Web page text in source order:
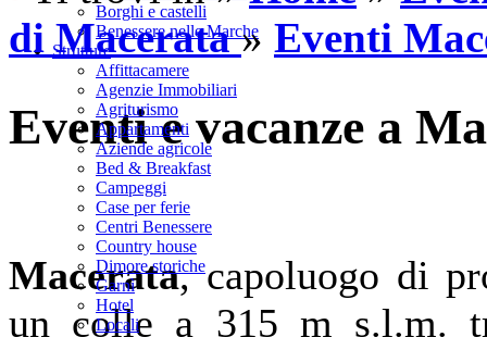
Borghi e castelli
Benessere nelle Marche
Strutture
Affittacamere
Agenzie Immobiliari
Agriturismo
Appartamenti
Aziende agricole
Bed & Breakfast
Campeggi
Case per ferie
Centri Benessere
Country house
Dimore storiche
Garnì
Hotel
Locali
di Macerata » Eventi
Eventi e vacanze a
Macerata, capoluogo di
un colle a 315 m s.l.m.